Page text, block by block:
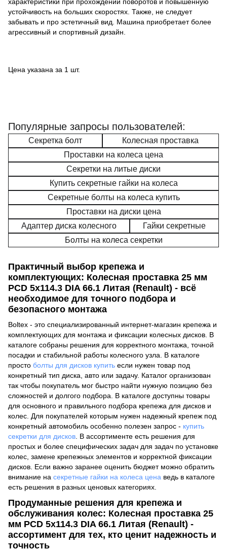
характеристики при прохождении поворотов и повышенную
устойчивость на больших скоростях. Также, не следует
забывать и про эстетичный вид. Машина приобретает более
агрессивный и спортивный дизайн.
Цена указана за 1 шт.
Популярные запросы пользователей:
Секретка болт
Колесная проставка
Проставки на колеса цена
Секретки на литые диски
Купить секретные гайки на колеса
Секретные болты на колеса купить
Проставки на диски цена
Адаптер диска колесного
Гайки секретные
Болты на колеса секретки
Практичный выбор крепежа и
комплектующих: Колесная проставка 25 мм
PCD 5x114.3 DIA 66.1 Литая (Renault) - всё
необходимое для точного подбора и
безопасного монтажа
Boltex - это специализированный интернет-магазин крепежа и
комплектующих для монтажа и фиксации колесных дисков. В
каталоге собраны решения для корректного монтажа, точной
посадки и стабильной работы колесного узла. В каталоге
просто болты для дисков купить если нужен товар под
конкретный тип диска, авто или задачу. Каталог организован
так чтобы покупатель мог быстро найти нужную позицию без
сложностей и долгого подбора. В каталоге доступны товары
для основного и правильного подбора крепежа для дисков и
колес. Для покупателей которым нужен надежный крепеж под
конкретный автомобиль особенно полезен запрос - купить
секретки для дисков . В ассортименте есть решения для
простых и более специфических задач для задач по установке
колес, замене крепежных элементов и корректной фиксации
дисков. Если важно заранее оценить бюджет можно обратить
внимание на секретные гайки на колеса цена ведь в каталоге
есть решения в разных ценовых категориях.
Продуманные решения для крепежа и
обслуживания колес: Колесная проставка 25
мм PCD 5x114.3 DIA 66.1 Литая (Renault) -
ассортимент для тех, кто ценит надежность и
точность